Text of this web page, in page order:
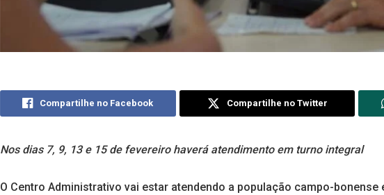
Compartilhe no Facebook Compartilhe no Twitter
Nos dias 7, 9, 13 e 15 de fevereiro haverá atendimento em turno integral
O Centro Administrativo vai estar atendendo a população campo-bonense